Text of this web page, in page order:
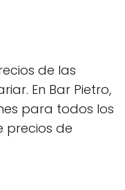
de las
En Bar Pietro,
para todos los
precios de